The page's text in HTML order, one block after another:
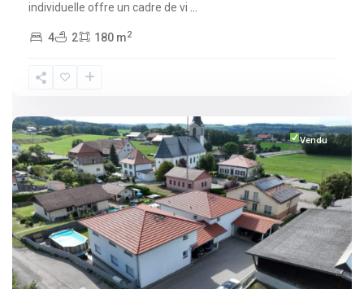
individuelle offre un cadre de vi
4 2 180 m2
Fribourg ,
devant-
Vendu